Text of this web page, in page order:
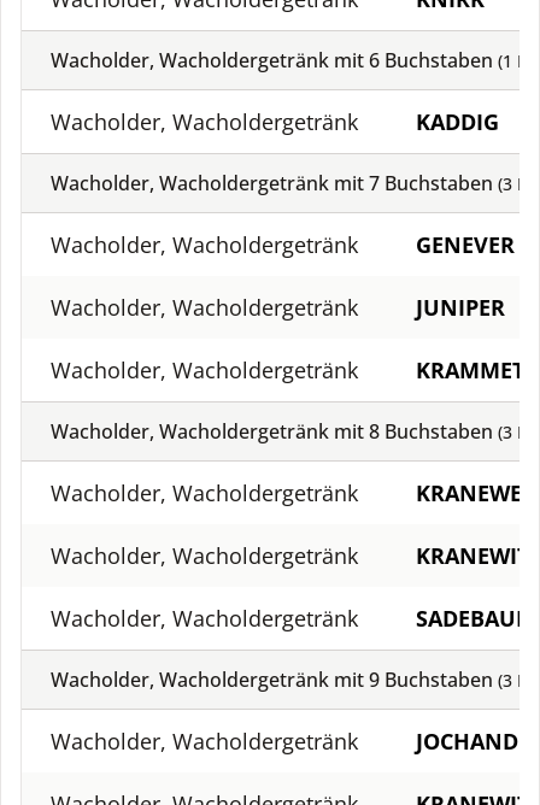
Wacholder, Wacholdergetränk mit6 Buchstaben (1
Wacholder, Wacholdergetränk KADDIG
Wacholder, Wacholdergetränk mit7 Buchstaben (3
Wacholder, Wacholdergetränk GENEVER
Wacholder, Wacholdergetränk JUNIPER
Wacholder, Wacholdergetränk KRAMMET
Wacholder, Wacholdergetränk mit8 Buchstaben (3
Wacholder, Wacholdergetränk KRANEWET
Wacholder, Wacholdergetränk KRANEWIT
Wacholder, Wacholdergetränk SADEBAUM
Wacholder, Wacholdergetränk mit9 Buchstaben (3
Wacholder, Wacholdergetränk